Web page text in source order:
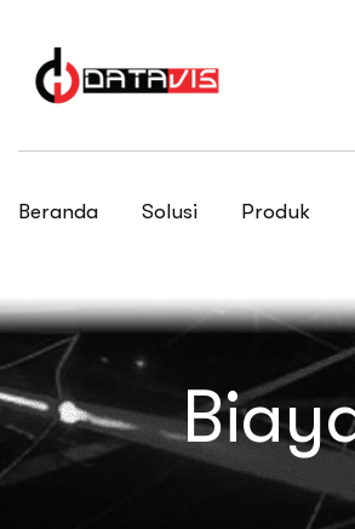
Beranda Solusi Produk